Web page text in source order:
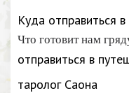
Куда отправиться
Что готовит нам
отправиться в
таролог Саона